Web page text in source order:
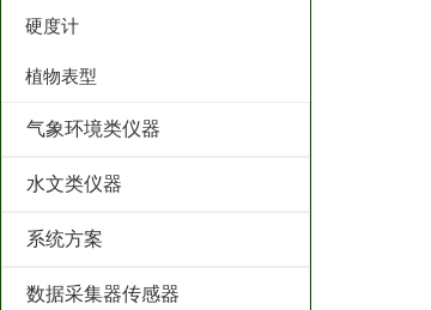
硬度计
植物表型
气象环境类仪器
水文类仪器
系统方案
数据采集器传感器